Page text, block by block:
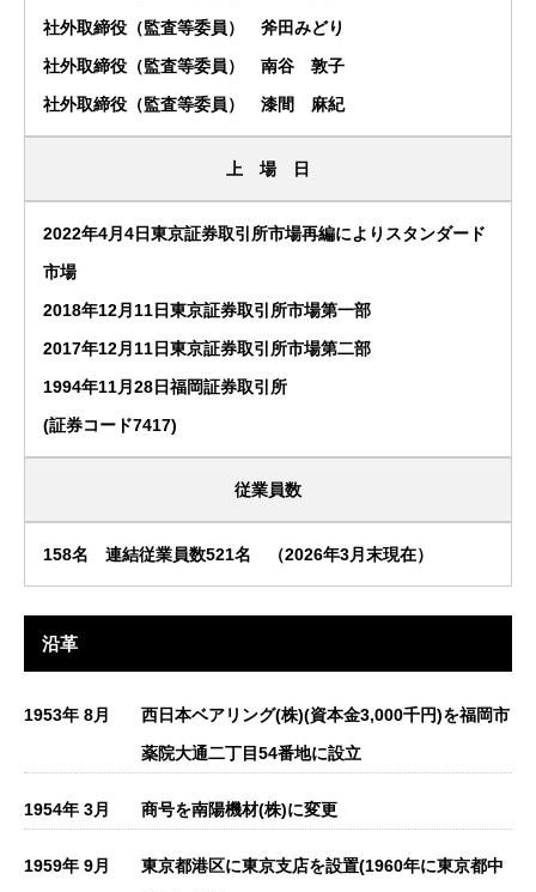
社外取締役（監査等委員） 斧田みどり
社外取締役（監査等委員） 南谷 敦子
社外取締役（監査等委員） 漆間 麻紀
上 場 日
2022年4月4日東京証券取引所市場再編によりスタンダード
市場
2018年12月11日東京証券取引所市場第一部
2017年12月11日東京証券取引所市場第二部
1994年11月28日福岡証券取引所
(証券コード7417)
従業員数
158名 連結従業員数521名 （2026年3月末現在）
沿革
1953年 8月
西日本ベアリング(株)(資本金3,000千円)を福岡市
薬院大通二丁目54番地に設立
1954年 3月 商号を南陽機材(株)に変更
1959年 9月
東京都港区に東京支店を設置(1960年に東京都中